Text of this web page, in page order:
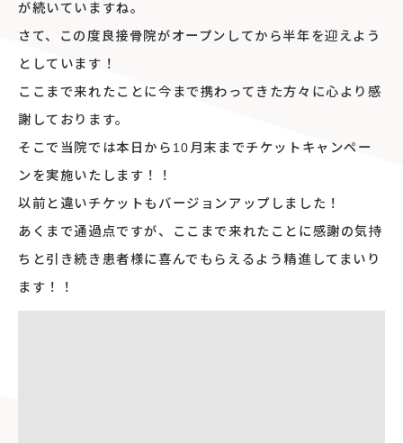
が続いていますね。
さて、この度良接骨院がオープンしてから半年を迎えよう
としています！
ここまで来れたことに今まで携わってきた方々に心より感
謝しております。
そこで当院では本日から10月末までチケットキャンペー
ンを実施いたします！！
以前と違いチケットもバージョンアップしました！
あくまで通過点ですが、ここまで来れたことに感謝の気持
ちと引き続き患者様に喜んでもらえるよう精進してまいり
ます！！